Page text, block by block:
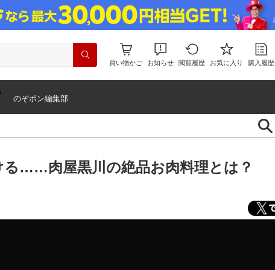
買い物かご お知らせ 閲覧履歴 お気に入り 購入履歴
のぞポン編集部
る……肉屋黒川の絶品お肉料理とは？